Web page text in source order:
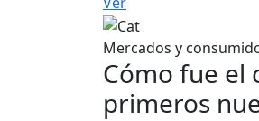
Mercados y
Cómo fue el
primeros